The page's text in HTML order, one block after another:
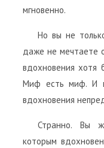
мгновенно.
Но вы не
даже не мечтаете
вдохновения хотя
Миф есть миф. И
вдохновения
Странно. Вы
которым